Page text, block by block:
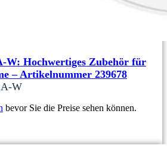
W: Hochwertiges Zubehör für
– Artikelnummer 239678
W
bevor Sie die Preise sehen können.